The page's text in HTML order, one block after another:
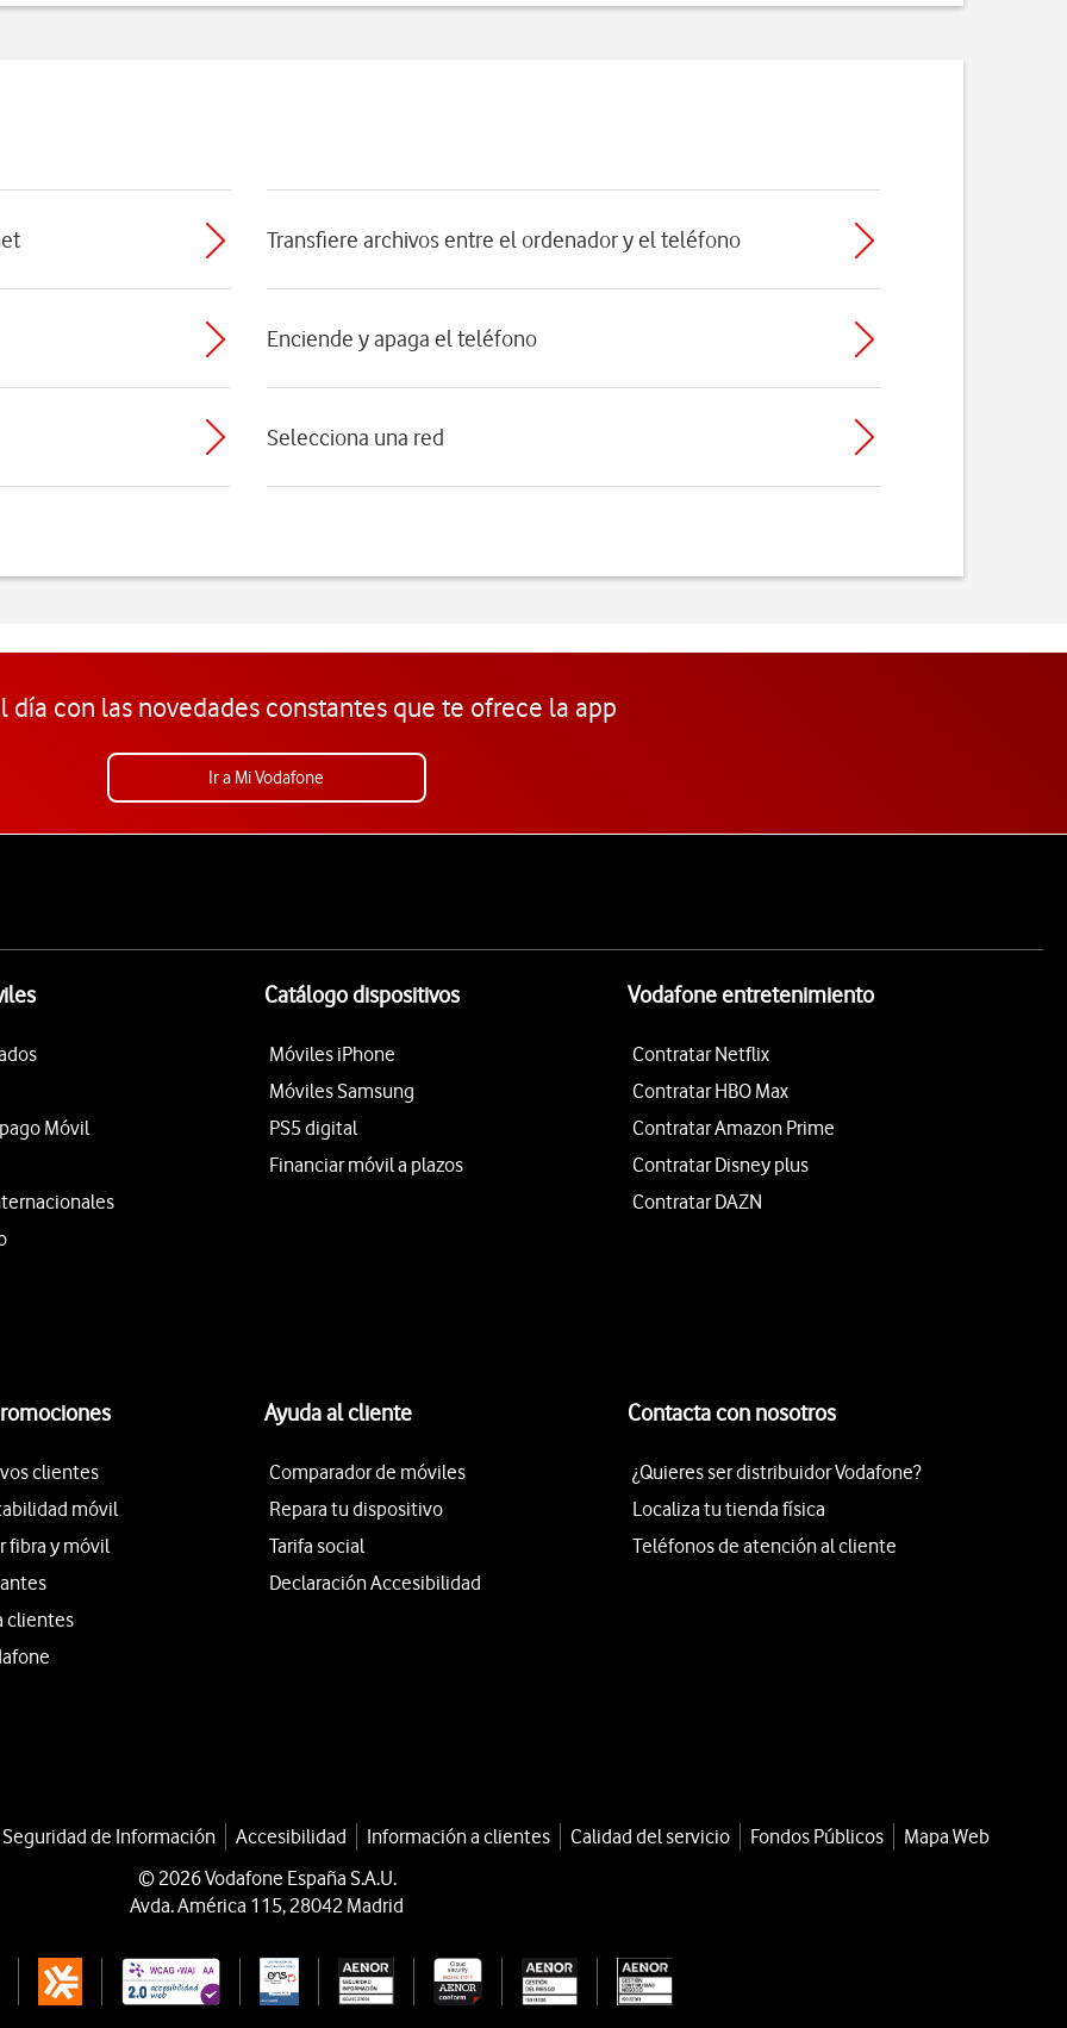
Transfiere archivos entre el ordenador y el teléfono
Enciende y apaga el teléfono
Selecciona una red
día con las novedades constantes que te ofrece la app
Ir a Mi Vodafone
Móvil
Catálogo dispositivos
Móviles iPhone
Móviles Samsung
PS5 digital
Financiar móvil a plazos
Vodafone entretenimiento
Contratar Netflix
Contratar HBO Max
Contratar Amazon Prime
Contratar Disney plus
Contratar DAZN
clientes
móvil
fibra y móvil
clientes
Ayuda al cliente
Comparador de móviles
Repara tu dispositivo
Tarifa social
Declaración Accesibilidad
Contacta con nosotros
¿Quieres ser distribuidor Vodafone?
Localiza tu tienda física
Teléfonos de atención al cliente
de Información Accesibilidad Información a clientes Calidad del servicio Fondos Públicos
Mapa Web
© 2026 Vodafone España S.A.U.
Avda. América 115, 28042 Madrid